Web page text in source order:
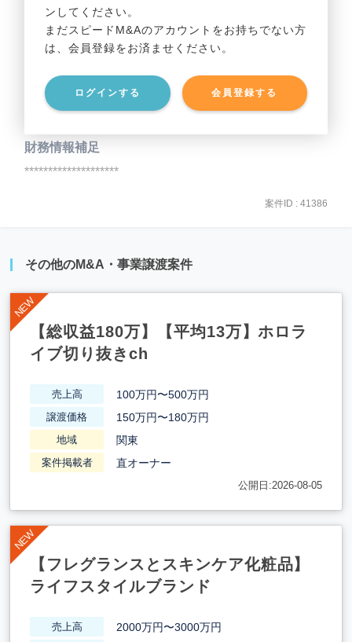
ンしてください。
まだスピードM&Aのアカウントをお持ちでない方
は、会員登録をお済ませください。
ログインする 会員登録する
貸借対照表（B/S）
事業資産 ********************
事業負債 ********************
財務情報補足
********************
案件ID : 41386
その他のM&A・事業譲渡案件
【総収益180万】【平均13万】ホロラ
イブ切り抜きch
売上高 100万円〜500万円
譲渡価格 150万円〜180万円
地域 関東
案件掲載者 直オーナー
公開日:2026-08-05
【フレグランスとスキンケア化粧品】
ライフスタイルブランド
売上高 2000万円〜3000万円